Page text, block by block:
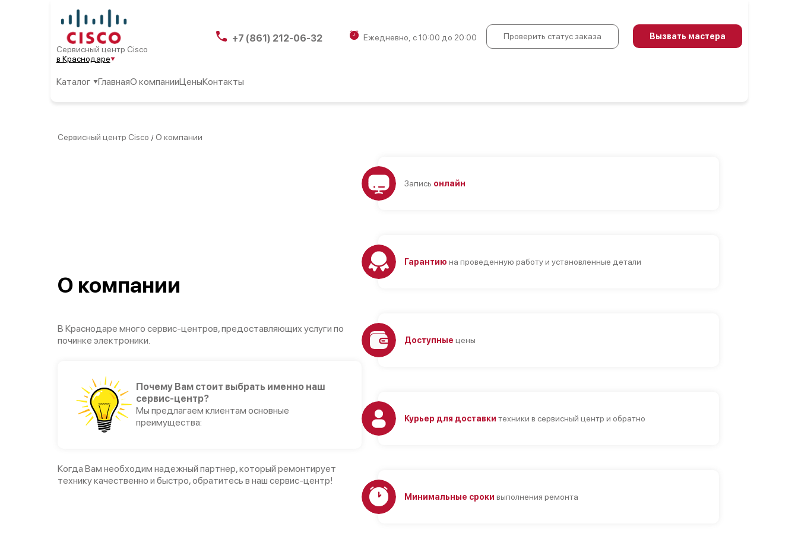
Сервисный центр Cisco
в Краснодаре
+7 (861) 212-06-32 Ежедневно, с 10:00 до 20:00 Проверить статус заказа Вызвать мастера
Каталог ГлавнаяО компанииЦеныКонтакты
Сервисный центр Cisco / О компании
О компании
В Краснодаре много сервис-центров, предоставляющих услуги по
починке электроники.
Почему Вам стоит выбрать именно наш
сервис-центр?
Мы предлагаем клиентам основные
преимущества:
Когда Вам необходим надежный партнер, который ремонтирует
технику качественно и быстро, обратитесь в наш сервис-центр!
Запись онлайн
Гарантию на проведенную работу и установленные детали
Доступные цены
Курьер для доставки техники в сервисный центр и обратно
Минимальные сроки выполнения ремонта